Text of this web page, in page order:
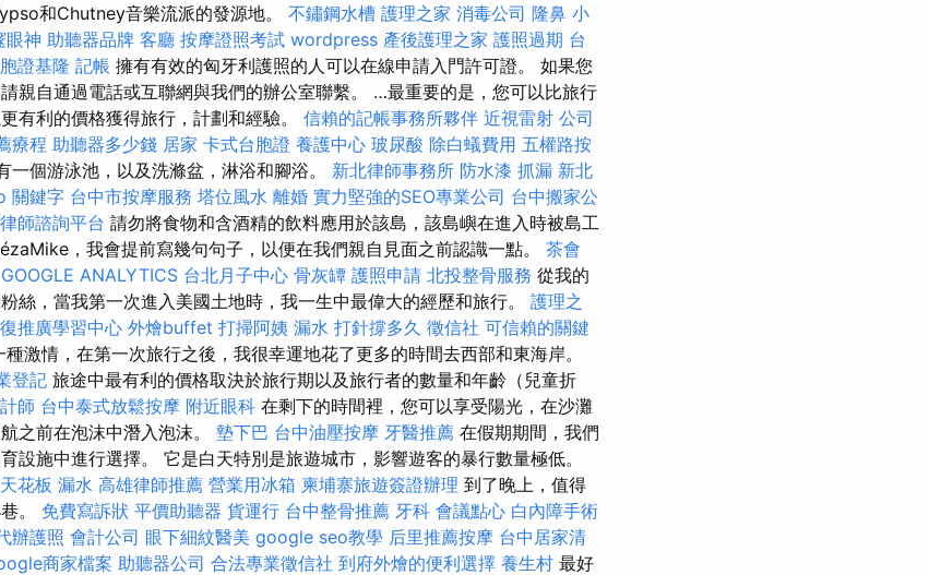
和Chutney音樂流派的發源地。 不鏽鋼水槽 護理之家 消毒公司 隆鼻 小
眼神 助聽器品牌 客廳 按摩證照考試 wordpress 產後護理之家 護照過期 台
證基隆 記帳 擁有有效的匈牙利護照的人可以在線申請入門許可證。 如果您
親自通過電話或互聯網與我們的辦公室聯繫。 …最重要的是，您可以比旅行
有利的價格獲得旅行，計劃和經驗。 信賴的記帳事務所夥伴 近視雷射 公司
療程 助聽器多少錢 居家 卡式台胞證 養護中心 玻尿酸 除白蟻費用 五權路按
一個游泳池，以及洗滌盆，淋浴和腳浴。 新北律師事務所 防水漆 抓漏 新北
關鍵字 台中市按摩服務 塔位風水 離婚 實力堅強的SEO專業公司 台中搬家公
師諮詢平台 請勿將食物和含酒精的飲料應用於該島，該島嶼在進入時被島工
，我會提前寫幾句句子，以便在我們親自見面之前認識一點。 茶會
GOOGLE ANALYTICS 台北月子中心 骨灰罈 護照申請 北投整骨服務 從我的
絲，當我第一次進入美國土地時，我一生中最偉大的經歷和旅行。 護理之
推廣學習中心 外燴buffet 打掃阿姨 漏水 打針撐多久 徵信社 可信賴的關鍵
激情，在第一次旅行之後，我很幸運地花了更多的時間去西部和東海岸。
登記 旅途中最有利的價格取決於旅行期以及旅行者的數量和年齡（兒童折
師 台中泰式放鬆按摩 附近眼科 在剩下的時間裡，您可以享受陽光，在沙灘
之前在泡沫中潛入泡沫。 墊下巴 台中油壓按摩 牙醫推薦 在假期期間，我們
設施中進行選擇。 它是白天特別是旅遊城市，影響遊客的暴行數量極低。
天花板 漏水 高雄律師推薦 營業用冰箱 柬埔寨旅遊簽證辦理 到了晚上，值得
。 免費寫訴狀 平價助聽器 貨運行 台中整骨推薦 牙科 會議點心 白內障手術
辦護照 會計公司 眼下細紋醫美 google seo教學 后里推薦按摩 台中居家清
商家檔案 助聽器公司 合法專業徵信社 到府外燴的便利選擇 養生村 最好